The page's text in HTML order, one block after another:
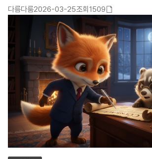
구성된 교육과정입니다. 단계별 수강이
과정을 통해 보다 깊이 있는 이해와 실습
있습니다. 자세한 내용은 상세페이지를
있습니다. 수강신청문의 : 042-471-
다름다룸2026-03-25조회1509첨부파일
있음